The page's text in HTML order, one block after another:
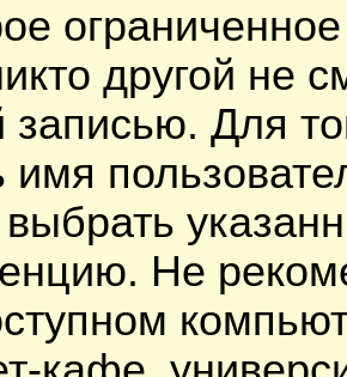
другой не
записью. Для
имя
Не